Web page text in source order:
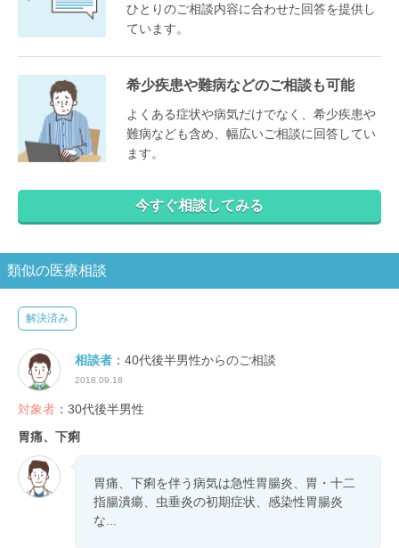
ひとりのご相談内容に合わせた回答を提供し
ています。
希少疾患や難病などのご相談も可能
よくある症状や病気だけでなく、希少疾患や
難病なども含め、幅広いご相談に回答してい
ます。
今すぐ相談してみる
類似の医療相談
解決済み
相談者 ：40代後半男性からのご相談
2018.09.18
対象者 ：30代後半男性
胃痛、下痢
胃痛、下痢を伴う病気は急性胃腸炎、胃・十二
指腸潰瘍、虫垂炎の初期症状、感染性胃腸炎
な...